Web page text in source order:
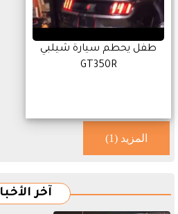
طفل يحطم سيارة شيلبي
GT350R
المزيد (1)
آخر